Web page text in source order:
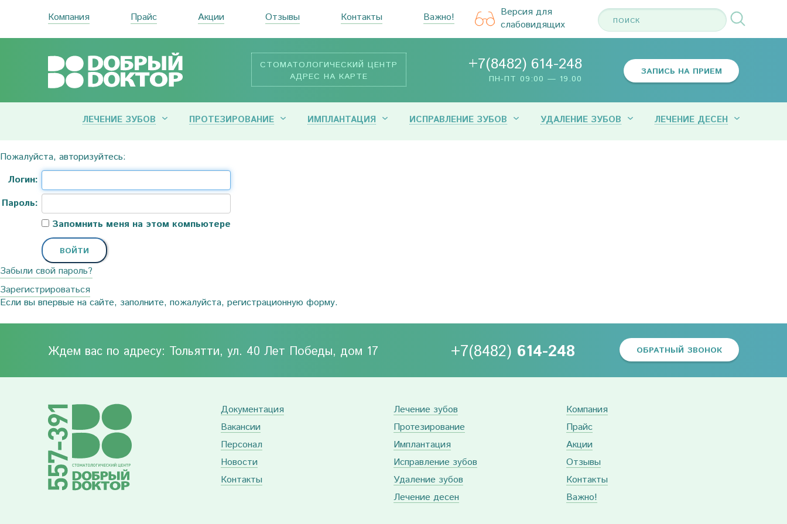
Компания Прайс Акции Отзывы Контакты Важно!
Версия для
слабовидящих
СТОМАТОЛОГИЧЕСКИЙ ЦЕНТР
АДРЕС НА КАРТЕ
+7(8482) 614-248
ПН-ПТ 09:00 — 19.00
ЗАПИСЬ НА ПРИЕМ
ЛЕЧЕНИЕ ЗУБОВ ПРОТЕЗИРОВАНИЕ ИМПЛАНТАЦИЯ ИСПРАВЛЕНИЕ ЗУБОВ УДАЛЕНИЕ ЗУБОВ ЛЕЧЕНИЕ ДЕСЕН
Пожалуйста, авторизуйтесь:
Логин:
Пароль:
Запомнить меня на этом компьютере
Забыли свой пароль?
Зарегистрироваться
Если вы впервые на сайте, заполните, пожалуйста, регистрационную форму.
Ждем вас по адресу: Тольятти, ул. 40 Лет Победы, дом 17 +7(8482) 614-248 ОБРАТНЫЙ ЗВОНОК
Документация
Вакансии
Персонал
Новости
Контакты
Лечение зубов
Протезирование
Имплантация
Исправление зубов
Удаление зубов
Лечение десен
Компания
Прайс
Акции
Отзывы
Контакты
Важно!